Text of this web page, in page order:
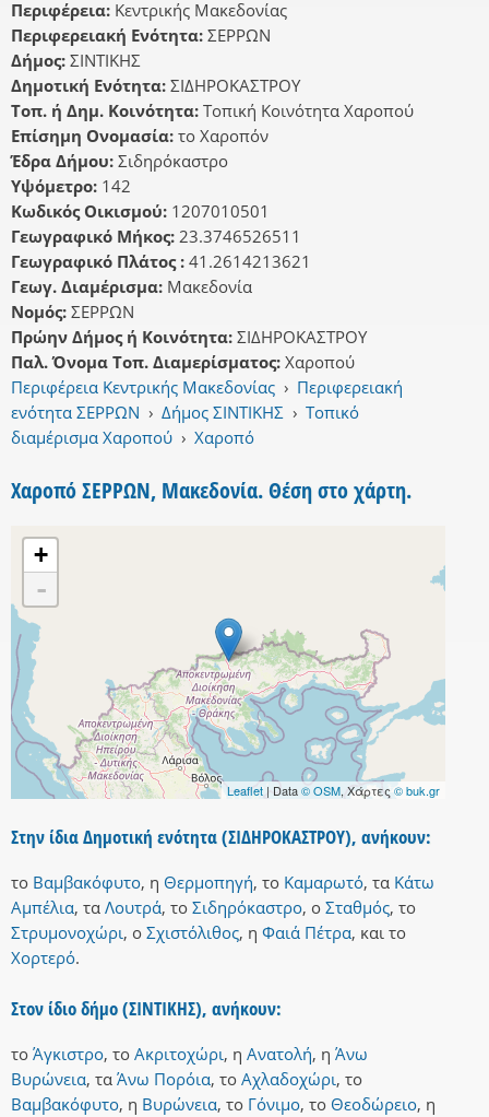
Περιφέρεια: Κεντρικής Μακεδονίας
Περιφερειακή Ενότητα: ΣΕΡΡΩΝ
Δήμος: ΣΙΝΤΙΚΗΣ
Δημοτική Ενότητα: ΣΙΔΗΡΟΚΑΣΤΡΟΥ
Τοπ. ή Δημ. Κοινότητα: Τοπική Κοινότητα Χαροπού
Επίσημη Ονομασία: το Χαροπόν
Έδρα Δήμου: Σιδηρόκαστρο
Υψόμετρο: 142
Κωδικός Οικισμού: 1207010501
Γεωγραφικό Μήκος: 23.3746526511
Γεωγραφικό Πλάτος : 41.2614213621
Γεωγ. Διαμέρισμα: Μακεδονία
Νομός: ΣΕΡΡΩΝ
Πρώην Δήμος ή Κοινότητα: ΣΙΔΗΡΟΚΑΣΤΡΟΥ
Παλ. Όνομα Τοπ. Διαμερίσματος: Χαροπού
Περιφέρεια Κεντρικής Μακεδονίας › Περιφερειακή
ενότητα ΣΕΡΡΩΝ › Δήμος ΣΙΝΤΙΚΗΣ › Τοπικό
διαμέρισμα Χαροπού › Χαροπό
Χαροπό ΣΕΡΡΩΝ, Μακεδονία. Θέση στο χάρτη.
+
-
Leaflet | Data© OSM, Χάρτες© buk.gr
Στην ίδια Δημοτική ενότητα (ΣΙΔΗΡΟΚΑΣΤΡΟΥ), ανήκουν:
το Βαμβακόφυτο, η Θερμοπηγή, το Καμαρωτό, τα Κάτω
Αμπέλια, τα Λουτρά, το Σιδηρόκαστρο, ο Σταθμός, το
Στρυμονοχώρι, ο Σχιστόλιθος, η Φαιά Πέτρα, και το
Χορτερό.
Στον ίδιο δήμο (ΣΙΝΤΙΚΗΣ), ανήκουν:
το Άγκιστρο, το Ακριτοχώρι, η Ανατολή, η Άνω
Βυρώνεια, τα Άνω Πορόια, το Αχλαδοχώρι, το
Βαμβακόφυτο, η Βυρώνεια, το Γόνιμο, το Θεοδώρειο, η